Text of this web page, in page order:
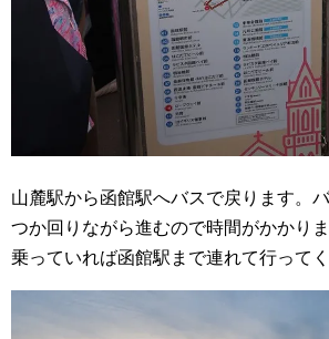
山麓駅から函館駅へバスで戻ります。
つか回りながら進むので時間がかかり
乗っていれば函館駅まで連れて行ってく